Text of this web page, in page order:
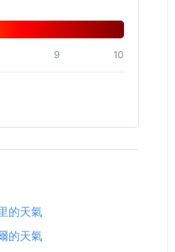
9 10
的天氣
的天氣